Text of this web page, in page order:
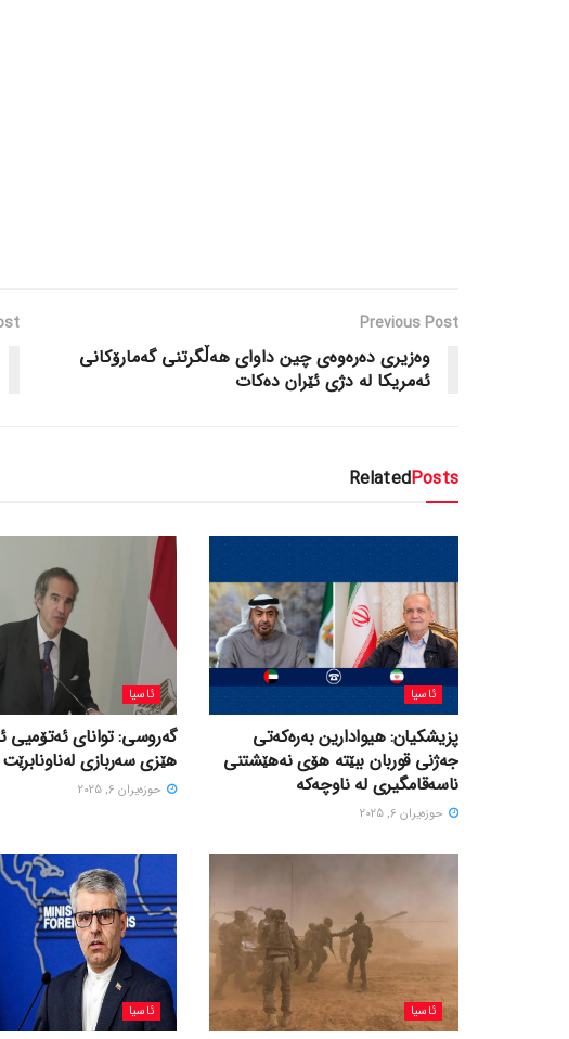
Previous Post
وەزیری دەرەوەی چین داوای هەڵگرتنی گەمارۆکانی
ئەمریکا لە دژی ئێران دەکات
RelatedPosts
ئاسیا
پزیشکیان: هیوادارین بەرەکەتی
جەژنی قوربان ببێتە هۆی نەهێشتنی
ناسەقامگیری لە ناوچەکە
حوزه‌یران 6, 2025
ئاسیا
گەروسی: توانای ئەتۆمیی
هێزی سەربازی لەناونابرێت
حوزه‌یران 6, 2025
ئاسیا ئاسیا